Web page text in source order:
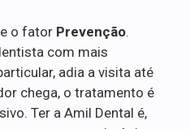
o fator Prevenção.
com mais
adia a visita até
chega, o tratamento é
Ter a Amil Dental é,